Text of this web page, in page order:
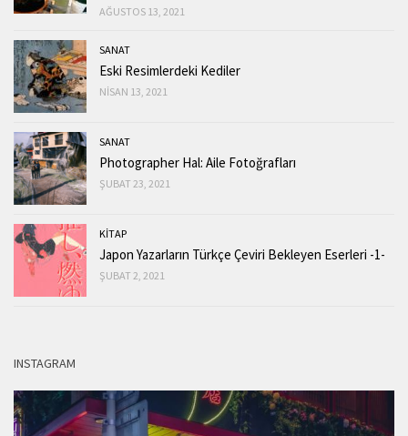
AĞUSTOS 13, 2021
SANAT
Eski Resimlerdeki Kediler
NISAN 13, 2021
SANAT
Photographer Hal: Aile Fotoğrafları
ŞUBAT 23, 2021
KİTAP
Japon Yazarların Türkçe Çeviri Bekleyen Eserleri -1-
ŞUBAT 2, 2021
INSTAGRAM